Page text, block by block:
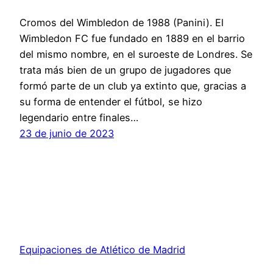
Cromos del Wimbledon de 1988 (Panini). El
Wimbledon FC fue fundado en 1889 en el barrio
del mismo nombre, en el suroeste de Londres. Se
trata más bien de un grupo de jugadores que
formó parte de un club ya extinto que, gracias a
su forma de entender el fútbol, se hizo
legendario entre finales…
23 de junio de 2023
Equipaciones de Atlético de Madrid